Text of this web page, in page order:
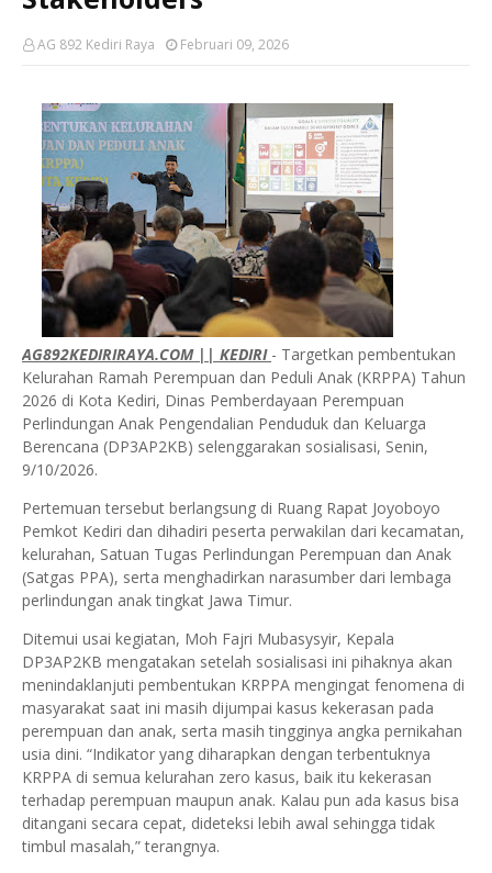
AG 892 Kediri Raya Februari 09, 2026
AG892KEDIRIRAYA.COM || KEDIRI - Targetkan pembentukan
Kelurahan Ramah Perempuan dan Peduli Anak (KRPPA) Tahun
2026 di Kota Kediri, Dinas Pemberdayaan Perempuan
Perlindungan Anak Pengendalian Penduduk dan Keluarga
Berencana (DP3AP2KB) selenggarakan sosialisasi, Senin,
9/10/2026.
Pertemuan tersebut berlangsung di Ruang Rapat Joyoboyo
Pemkot Kediri dan dihadiri peserta perwakilan dari kecamatan,
kelurahan, Satuan Tugas Perlindungan Perempuan dan Anak
(Satgas PPA), serta menghadirkan narasumber dari lembaga
perlindungan anak tingkat Jawa Timur.
Ditemui usai kegiatan, Moh Fajri Mubasysyir, Kepala
DP3AP2KB mengatakan setelah sosialisasi ini pihaknya akan
menindaklanjuti pembentukan KRPPA mengingat fenomena di
masyarakat saat ini masih dijumpai kasus kekerasan pada
perempuan dan anak, serta masih tingginya angka pernikahan
usia dini. “Indikator yang diharapkan dengan terbentuknya
KRPPA di semua kelurahan zero kasus, baik itu kekerasan
terhadap perempuan maupun anak. Kalau pun ada kasus bisa
ditangani secara cepat, dideteksi lebih awal sehingga tidak
timbul masalah,” terangnya.